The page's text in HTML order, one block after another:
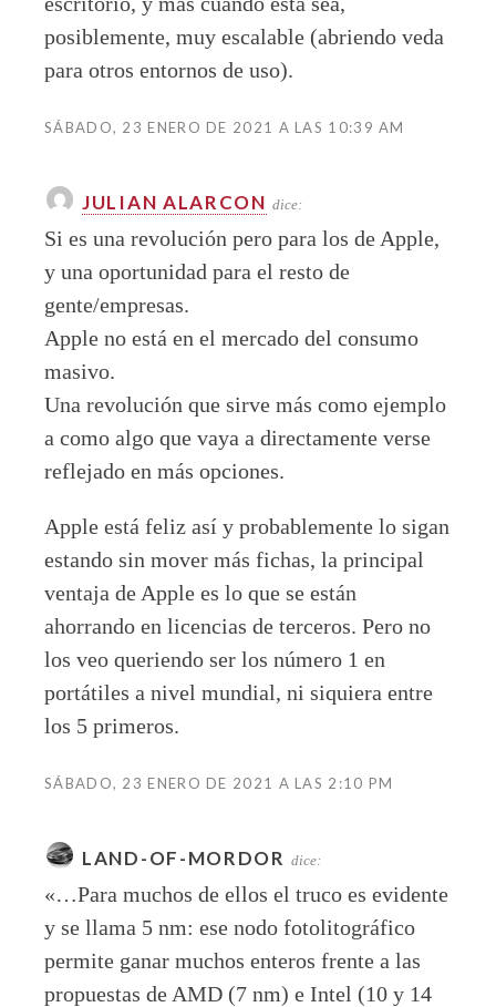
posiblemente, muy escalable (abriendo veda
para otros entornos de uso).
SÁBADO, 23 ENERO DE 2021 A LAS 10:39 AM
JULIAN ALARCON dice:
Si es una revolución pero para los de Apple,
y una oportunidad para el resto de
gente/empresas.
Apple no está en el mercado del consumo
masivo.
Una revolución que sirve más como ejemplo
a como algo que vaya a directamente verse
reflejado en más opciones.
Apple está feliz así y probablemente lo sigan
estando sin mover más fichas, la principal
ventaja de Apple es lo que se están
ahorrando en licencias de terceros. Pero no
los veo queriendo ser los número 1 en
portátiles a nivel mundial, ni siquiera entre
los 5 primeros.
SÁBADO, 23 ENERO DE 2021 A LAS 2:10 PM
LAND-OF-MORDOR dice:
«…Para muchos de ellos el truco es evidente
y se llama 5 nm: ese nodo fotolitográfico
permite ganar muchos enteros frente a las
propuestas de AMD (7 nm) e Intel (10 y 14